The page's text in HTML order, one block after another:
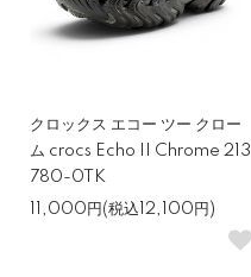
クロックス エコー ツー クロー
ム crocs Echo II Chrome 213
780-0TK
11,000円(税込12,100円)